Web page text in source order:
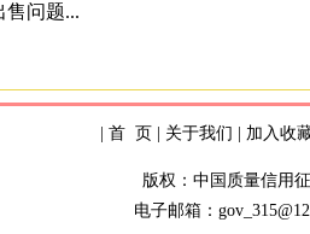
售问题...
首 页 关于我们 加入收
版权：中国质量信用
电子邮箱：